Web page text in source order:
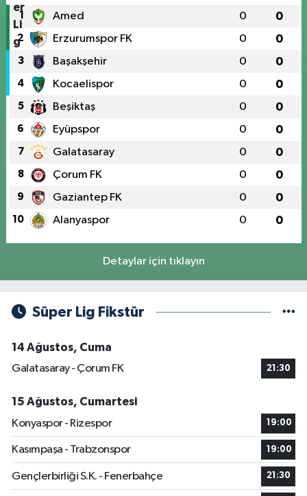
1 Amed 0 0
2 Erzurumspor FK 0 0
3 Başakşehir 0 0
4 Kocaelispor 0 0
5 Beşiktaş 0 0
6 Eyüpspor 0 0
7 Galatasaray 0 0
8 Çorum FK 0 0
9 Gaziantep FK 0 0
10 Alanyaspor 0 0
Detaylar için tıklayın
Süper Lig Fikstür
14 Ağustos, Cuma
Galatasaray - Çorum FK
21:30
15 Ağustos, Cumartesi
Konyaspor - Rizespor
19:00
Kasımpaşa - Trabzonspor 19:00
Gençlerbirliği S.K. - Fenerbahçe 21:30